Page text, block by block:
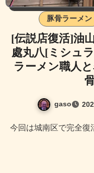
豚骨ラーメン
[伝説店復活]油
處丸八[ミシュ
ラーメン職人
gaso
今回は城南区で完全復活された名店、拉麺處丸八をご紹介